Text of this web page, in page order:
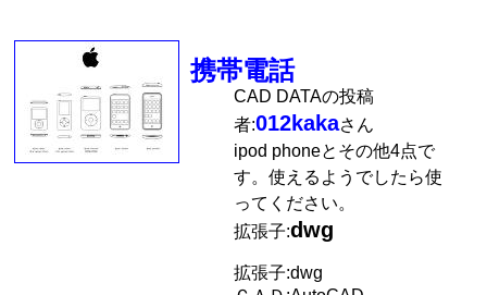
携帯電話
CAD DATAの投稿
者:012kakaさん
ipod phoneとその他4点で
す。使えるようでしたら使
ってください。
拡張子:dwg
拡張子:dwg